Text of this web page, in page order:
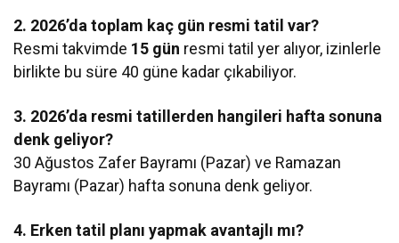
2. 2026’da toplam kaç gün resmi tatil var?
Resmi takvimde 15 gün resmi tatil yer alıyor, izinlerle
birlikte bu süre 40 güne kadar çıkabiliyor.
3. 2026’da resmi tatillerden hangileri hafta sonuna
denk geliyor?
30 Ağustos Zafer Bayramı (Pazar) ve Ramazan
Bayramı (Pazar) hafta sonuna denk geliyor.
4. Erken tatil planı yapmak avantajlı mı?